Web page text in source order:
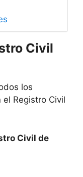
Civil
los
Registro Civil
Civil de